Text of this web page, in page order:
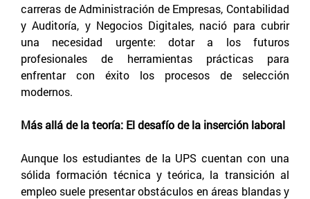
carreras de Administración de Empresas, Contabilidad
y Auditoría, y Negocios Digitales, nació para cubrir
una necesidad urgente: dotar a los futuros
profesionales de herramientas prácticas para
enfrentar con éxito los procesos de selección
modernos.
Más allá de la teoría: El desafío de la inserción laboral
Aunque los estudiantes de la UPS cuentan con una
sólida formación técnica y teórica, la transición al
empleo suele presentar obstáculos en áreas blandas y